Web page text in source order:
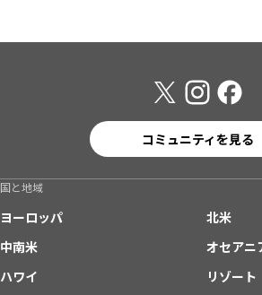
コミュニティを見る
国と地域
ヨーロッパ
北米
中南米
オセアニ
ハワイ
リゾート